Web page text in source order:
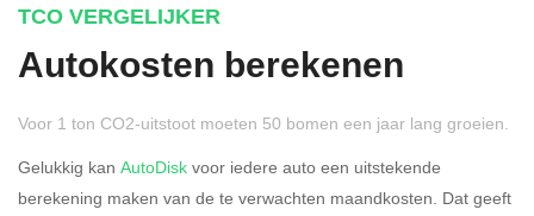
TCO VERGELIJKER
Autokosten berekenen
Voor 1 ton CO2-uitstoot moeten 50 bomen een jaar lang groeien.
Gelukkig kan AutoDisk voor iedere auto een uitstekende
berekening maken van de te verwachten maandkosten. Dat geeft